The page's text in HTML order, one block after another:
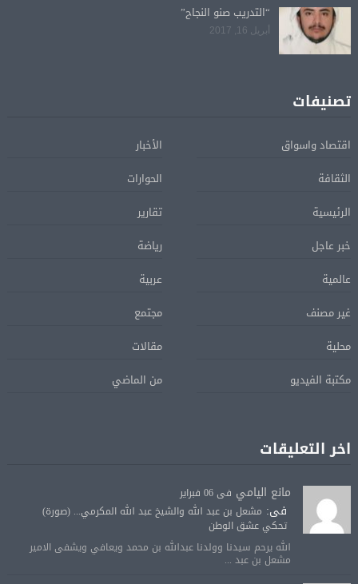
“التدريب صنو النجاح”
أبريل 16, 2017
تصنيفات
اقتصاد واسواق
الأخبار
الثقافة
الحوارات
الرئيسية
تقارير
خبر عاجل
رياضة
عالمية
عربية
غير مصنف
مجتمع
محلية
مقالات
مكتبة الفيديو
من الماضي
اخر التعليقات
مانع اليامي فى 06 فبراير
فى: مشعل بن عبد الله والشيخ عبد الله المكرمي... (صورة)
تحكي عشق الوطن
الله يرحم سيدنا وولدنا عبدالله بن محمد ويعافي ويشفى الامير
مشعل بن عبد ...